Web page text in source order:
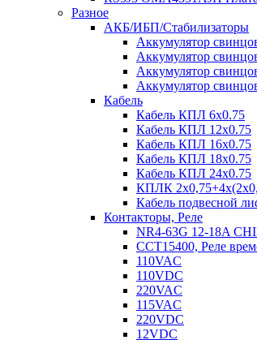
Разное
АКБ/ИБП/Стабилизаторы
Аккумулятор
Аккумулятор
Аккумулятор
Аккумулятор
Кабель
Кабель КПЛ 6х0.75
Кабель КПЛ 12х0.75
Кабель КПЛ 16х0.75
Кабель КПЛ 18х0.75
Кабель КПЛ 24х0.75
КПЛК
Кабель подвесной
Контакторы, Реле
NR4-63G 12-18A
CCT15400, Реле
110VAC
110VDC
220VAC
115VAC
220VDC
12VDC